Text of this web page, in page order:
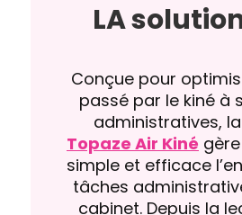
LA
Conçue pour
passé par le kiné à
administratives,
Topaze Air Kiné
simple et efficace
tâches
cabinet. Depuis la